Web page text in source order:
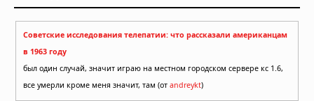
Советские исследования телепатии: что рассказали американцам
в 1963 году
был один случай, значит играю на местном городском сервере кс 1.6,
все умерли кроме меня значит, там (от andreykt)